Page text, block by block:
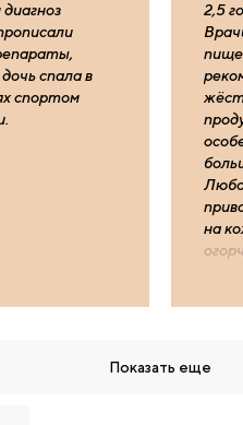
спала в
спортом
2,5
на
Показать еще